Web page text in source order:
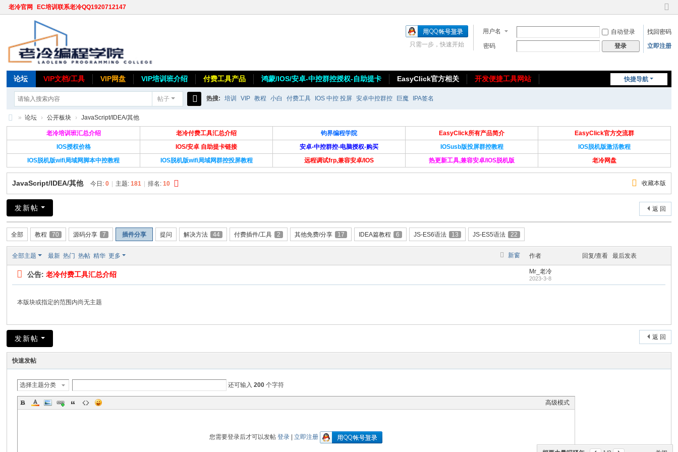
老冷官网 EC培训联系老冷QQ1920712147
切
到
窄
用户名 自动登录
找回密码
密码
登录 立即注册
只需一步，快速开始
快捷导航
论坛 VIP文档/工具 VIP网盘 VIP培训班介绍 付费工具产品 鸿蒙/IOS/安卓-中控群控授权-自助提卡 EasyClick官方相关
开发便捷工具网站
帖子
索
热搜: 培训 VIP 教程 小白 付费工具 IOS 中控 投屏 安卓中控群控 巨魔 IPA签名
» 论坛 › 公开板块 › JavaScript/IDEA/其他
老冷培训班汇总介绍 老冷付费工具汇总介绍 钧界编程学院 EasyClick所有产品简介
EasyClick官方交流群
IOS授权价格
IOS/安卓 自助提卡链接 安卓-中控群控-电脑授权-购买 IOSusb版投屏群控教程
IOS脱机版激活教程
IOS脱机版wifi局域网脚本中控教程
IOS脱机版wifi局域网群控投屏教程 远程调试frp,兼容安卓/IOS 热更新工具,兼容安卓/IOS脱机版 老冷网盘
收藏本版
JavaScript/IDEA/其他 今日:0 主题:181 排名:10
返 回
发新帖
全部 教程 70 源码分享 7 插件分享 提问 解决方法 44 付费插件/工具 2 其他免费/分享 17 IDEA篇教程 6 JS-ES6语法 13 JS-ES5语法 22
新窗
全部主题 最新 热门 热帖 精华 更多 作者 回复/查看 最后发表
公告:老冷付费工具汇总介绍 Mr_老冷
2023-3-8
本版块或指定的范围内尚无主题
返 回
发新帖
快速发帖
选择主题分类 还可输入200 个字符
高级模式
您需要登录后才可以发帖登录 |立即注册